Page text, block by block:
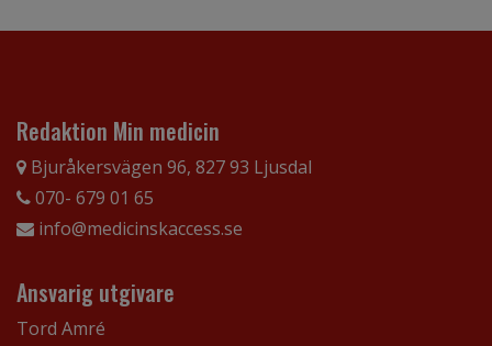
Redaktion Min medicin
Bjuråkersvägen 96, 827 93 Ljusdal
070- 679 01 65
info@medicinskaccess.se
Ansvarig utgivare
Tord Amré